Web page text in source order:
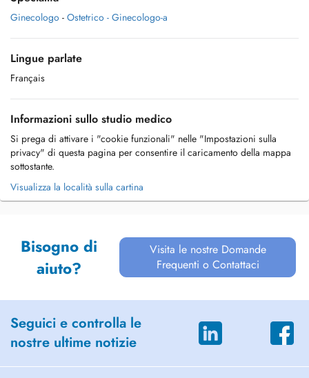
Ginecologo - Ostetrico - Ginecologo-a
Lingue parlate
Français
Informazioni sullo studio medico
Si prega di attivare i "cookie funzionali" nelle "Impostazioni sulla
privacy" di questa pagina per consentire il caricamento della mappa
sottostante.
Visualizza la località sulla cartina
Bisogno di
aiuto?
Visita le nostre Domande
Frequenti o Contattaci
Seguici e controlla le
nostre ultime notizie